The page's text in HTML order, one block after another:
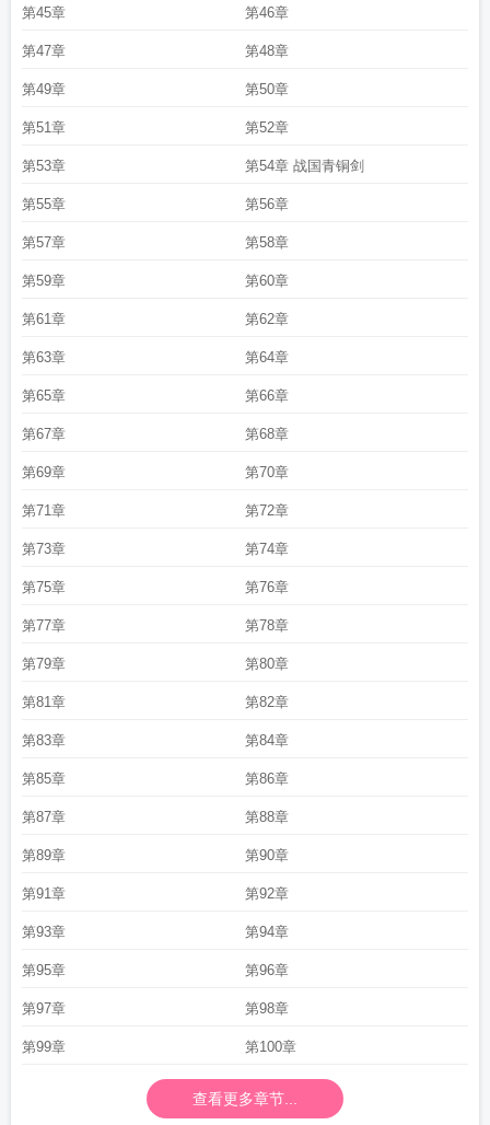
第45章 第46章
第47章 第48章
第49章 第50章
第51章 第52章
第53章 第54章 战国青铜剑
第55章 第56章
第57章 第58章
第59章 第60章
第61章 第62章
第63章 第64章
第65章 第66章
第67章 第68章
第69章 第70章
第71章 第72章
第73章 第74章
第75章 第76章
第77章 第78章
第79章 第80章
第81章 第82章
第83章 第84章
第85章 第86章
第87章 第88章
第89章 第90章
第91章 第92章
第93章 第94章
第95章 第96章
第97章 第98章
第99章 第100章
查看更多章节...